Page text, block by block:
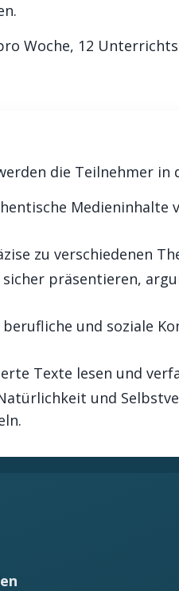
Woche, 12
die Teilnehmer in
Medieninhalte
zu verschiedenen
präsentieren,
und soziale
Texte lesen und
und
à nos